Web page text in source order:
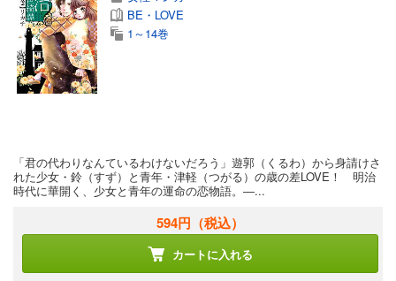
BE・LOVE
1～14巻
「君の代わりなんているわけないだろう」遊郭（くるわ）から身請けさ
れた少女・鈴（すず）と青年・津軽（つがる）の歳の差LOVE！ 明治
時代に華開く、少女と青年の運命の恋物語。―...
594円 （税込）
カートに入れる